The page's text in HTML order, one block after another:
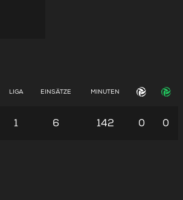
LIGA EINSÄTZE MINUTEN
1 6 142 0 0